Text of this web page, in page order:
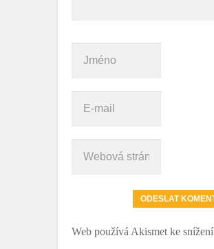
Web používá Akismet ke snížení